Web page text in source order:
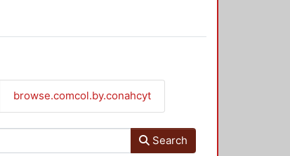
browse.comcol.by.conahcyt
Search